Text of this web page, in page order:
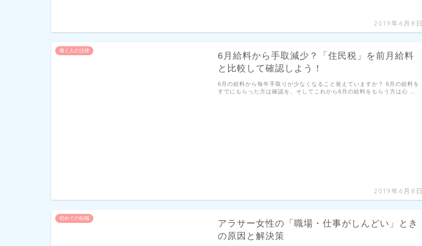
2019年6月8日
働く人の法律
6月給料から手取減少？「住民税」を前月給料
と比較して確認しよう！
2019年6月8日
6月の給料から毎年手取りが少なくなること覚えていますか？ 6月の給料を
すでにもらった方は確認を、そしてこれから6月の給料をもらう方は心 …
初めての転職
アラサー女性の「職場・仕事がしんどい」とき
の原因と解決策